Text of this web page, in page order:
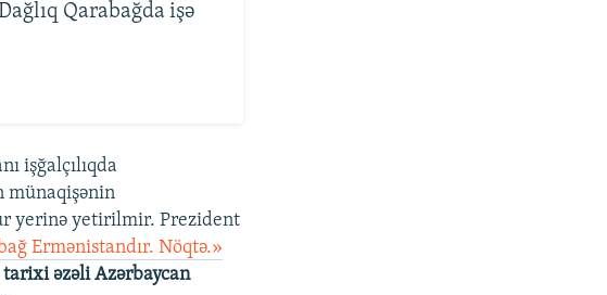
Qarabağda işə
işğalçılıqda
münaqişənin
yerinə yetirilmir. Prezident
Ermənistandır. Nöqtə.»
tarixi əzəli Azərbaycan